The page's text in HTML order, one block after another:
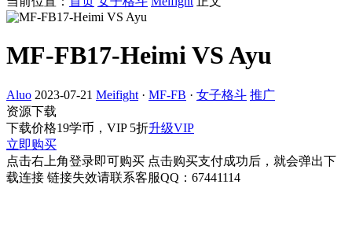
MF-FB17-Heimi VS Ayu
Aluo 2023-07-21 Meifight · MF-FB · 女子格斗 推广
资源下载
下载价格19学币，VIP 5折升级VIP
立即购买
点击右上角登录即可购买 点击购买支付成功后，就会弹出下
载连接 链接失效请联系客服QQ：67441114